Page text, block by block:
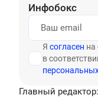
Инфобокс
Я согласен на
в
Главный